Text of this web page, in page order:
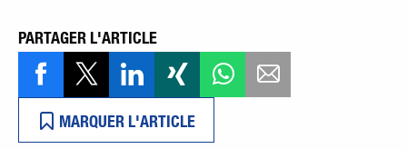
PARTAGER L'ARTICLE
MARQUER L'ARTICLE